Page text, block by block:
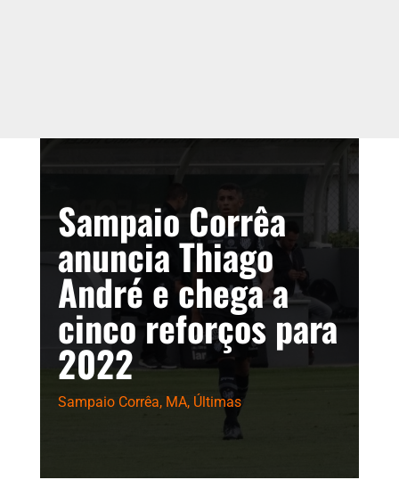
Sampaio Corrêa
anuncia Thiago
André e chega a
cinco reforços para
2022
Sampaio Corrêa, MA, Últimas